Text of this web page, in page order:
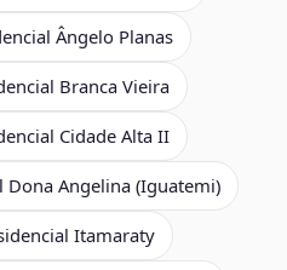
Ângelo Planas
Branca Vieira
Cidade Alta II
Dona Angelina (Iguatemi)
Itamaraty